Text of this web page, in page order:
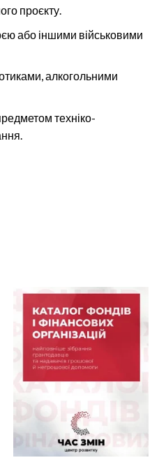
проєкту.
або іншими військовими
алкогольними
техніко-